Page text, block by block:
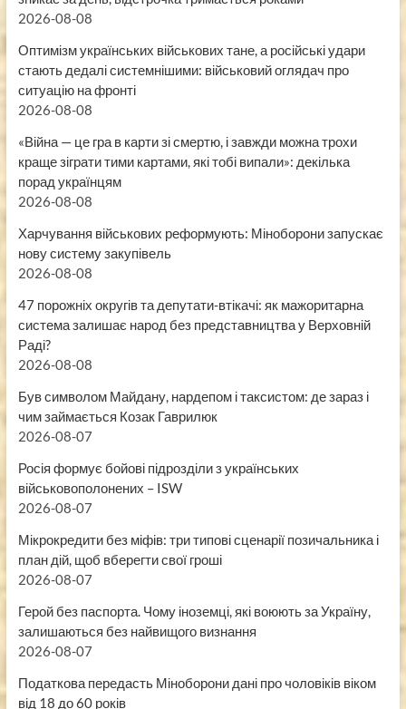
2026-08-08
Оптимізм українських військових тане, а російські удари
стають дедалі системнішими: військовий оглядач про
ситуацію на фронті
2026-08-08
«Війна — це гра в карти зі смертю, і завжди можна трохи
краще зіграти тими картами, які тобі випали»: декілька
порад українцям
2026-08-08
Харчування військових реформують: Міноборони запускає
нову систему закупівель
2026-08-08
47 порожніх округів та депутати-втікачі: як мажоритарна
система залишає народ без представництва у Верховній
Раді?
2026-08-08
Був символом Майдану, нардепом і таксистом: де зараз і
чим займається Козак Гаврилюк
2026-08-07
Росія формує бойові підрозділи з українських
військовополонених – ISW
2026-08-07
Мікрокредити без міфів: три типові сценарії позичальника і
план дій, щоб вберегти свої гроші
2026-08-07
Герой без паспорта. Чому іноземці, які воюють за Україну,
залишаються без найвищого визнання
2026-08-07
Податкова передасть Міноборони дані про чоловіків віком
від 18 до 60 років